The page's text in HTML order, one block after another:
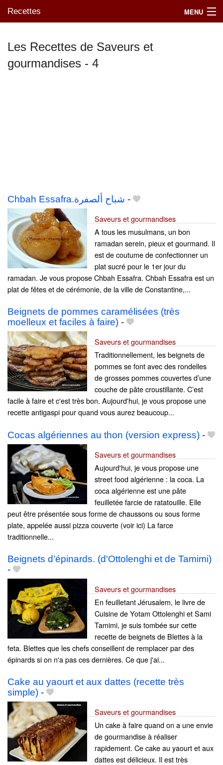
Recettes MENU
Mes blogs préférés
Les Recettes de Saveurs et
gourmandises - 4
Chbah Essafra.شباح ألصفرة -
Saveurs et gourmandises
A tous les musulmans, un bon
ramadan serein, pieux et gourmand. Il
est de coutume de confectionner un
plat sucré pour le 1er jour du
ramadan. Je vous propose Chbah Essafra. Chbah Essafra est un
plat de fêtes et de cérémonie, de la ville de Constantine,...
Beignets de pommes caramélisées (très
moelleux et faciles à faire) -
Saveurs et gourmandises
Traditionnellement, les beignets de
pommes se font avec des rondelles
de grosses pommes couvertes d’une
couche de pâte croustillante. C’est
facile à faire et c'est très bon. Aujourd'hui, je vous propose une
recette antigaspi pour quand vous aurez beaucoup...
Cocas algériennes au thon (version express) -
Saveurs et gourmandises
Aujourd'hui, je vous propose une
street food algérienne : la coca. La
coca algérienne est une pâte
feuilletée farcie de ratatouille. Elle
peut être présentée sous forme de chaussons ou sous forme
plate, appelée aussi pizza couverte (voir ici) La farce
traditionnelle...
Beignets d’épinards. (d'Ottolenghi et de Tamimi)
-
Saveurs et gourmandises
En feuilletant Jérusalem, le livre de
Cuisine de Yotam Ottolenghi et Sami
Tamimi, je suis tombée sur cette
recette de beignets de Blettes à la
feta. Blettes que les chefs conseillent de remplacer par des
épinards si on n'a pas ces dernières. Ce que j'ai...
Cake au yaourt et aux dattes (recette très
simple) -
Saveurs et gourmandises
Un cake à faire quand on a une envie
de gourmandise à réaliser
rapidement. Ce cake au yaourt et aux
dattes est délicieux. Il est très